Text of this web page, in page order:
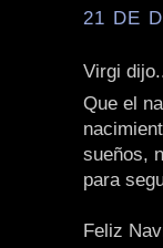
21 DE
Virgi
Que el
sueños,
para
Feliz